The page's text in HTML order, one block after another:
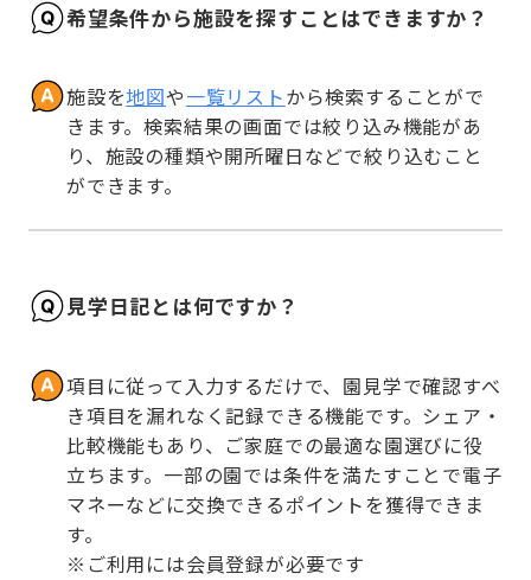
希望条件から施設を探すことはできますか？
施設を地図や一覧リストから検索することがで
きます。検索結果の画面では絞り込み機能があ
り、施設の種類や開所曜日などで絞り込むこと
ができます。
見学日記とは何ですか？
項目に従って入力するだけで、園見学で確認すべ
き項目を漏れなく記録できる機能です。シェア・
比較機能もあり、ご家庭での最適な園選びに役
立ちます。一部の園では条件を満たすことで電子
マネーなどに交換できるポイントを獲得できま
す。
※ご利用には会員登録が必要です